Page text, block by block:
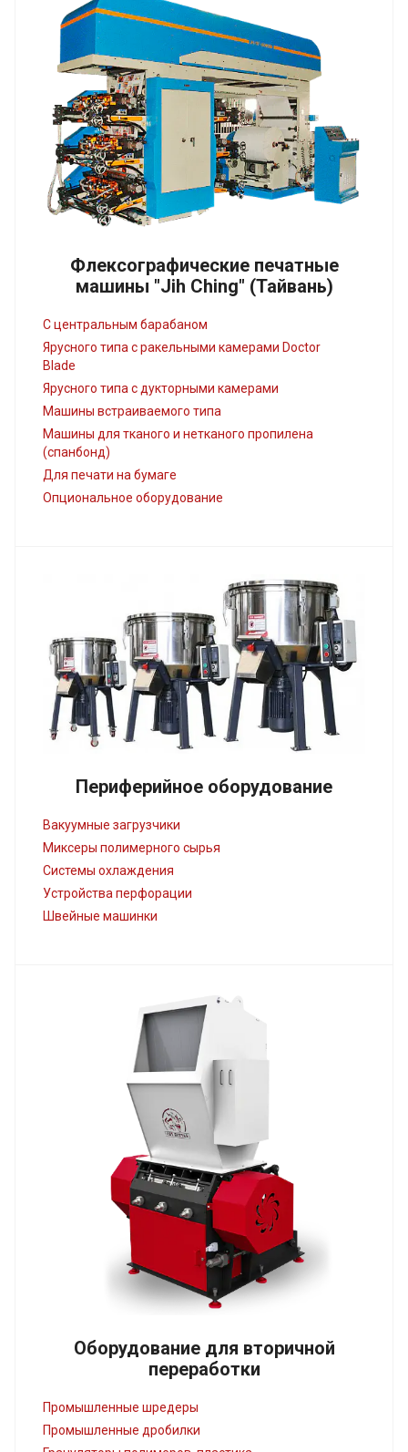
Флексографические печатные
машины "Jih Ching" (Тайвань)
С центральным барабаном
Ярусного типа с ракельными камерами Doctor
Blade
Ярусного типа с дукторными камерами
Машины встраиваемого типа
Машины для тканого и нетканого пропилена
(спанбонд)
Для печати на бумаге
Опциональное оборудование
Периферийное оборудование
Вакуумные загрузчики
Миксеры полимерного сырья
Системы охлаждения
Устройства перфорации
Швейные машинки
Оборудование для вторичной
переработки
Промышленные шредеры
Промышленные дробилки